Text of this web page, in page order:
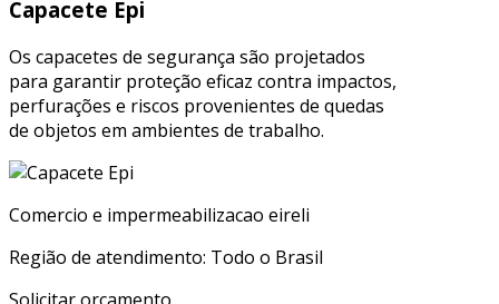
Capacete Epi
Os capacetes de segurança são projetados
para garantir proteção eficaz contra impactos,
perfurações e riscos provenientes de quedas
de objetos em ambientes de trabalho.
Comercio e impermeabilizacao eireli
Região de atendimento: Todo o Brasil